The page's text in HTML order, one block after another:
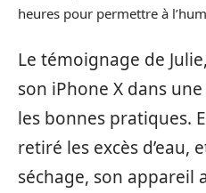
heures pour permettre à
Le témoignage de
son iPhone X dans
les bonnes pratiques.
retiré les excès d’eau,
séchage, son appareil